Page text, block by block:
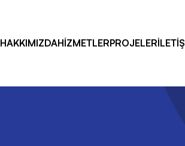
HAKKIMIZDAHİZMETLERPROJELER